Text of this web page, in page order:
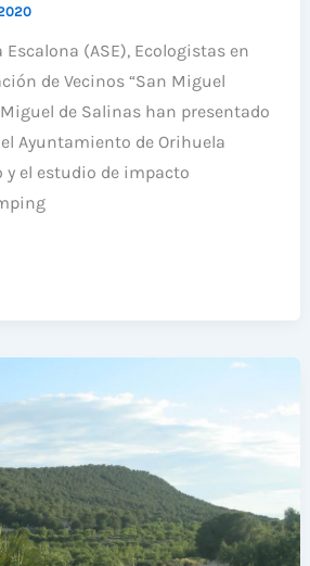
(ASE), Ecologistas en
de Vecinos “San Miguel
de Salinas han presentado
Ayuntamiento de Orihuela
y el estudio de impacto